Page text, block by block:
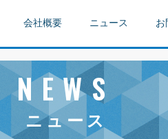
会社概要 ニュース お
NEWS
ニュース